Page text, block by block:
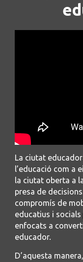
La ciutat
l’educació com a
la ciutat oberta a
presa de
compromís de
educatius i
enfocats a
educador.
D’aquesta